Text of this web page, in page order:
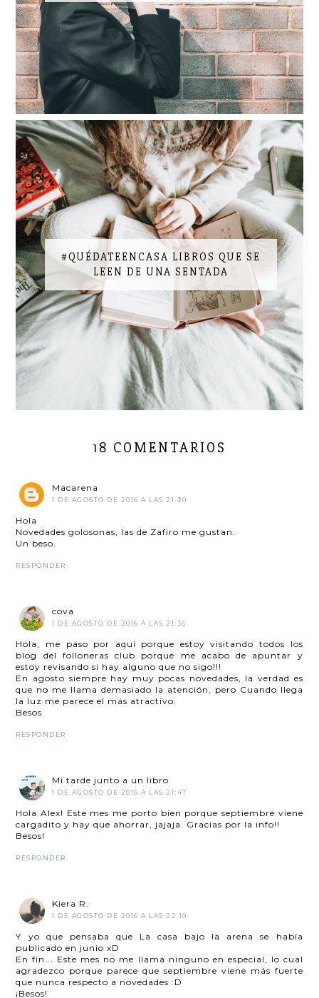
#QUÉDATEENCASA LIBROS QUE SE
LEEN DE UNA SENTADA
18 COMENTARIOS
Macarena
1 DE AGOSTO DE 2016 A LAS 21:20
Hola
Novedades golosonas, las de Zafiro me gustan.
Un beso.
RESPONDER
cova
1 DE AGOSTO DE 2016 A LAS 21:35
Hola, me paso por aquí porque estoy visitando todos los
blog del folloneras club porque me acabo de apuntar y
estoy revisando si hay alguno que no sigo!!!
En agosto siempre hay muy pocas novedades, la verdad es
que no me llama demasiado la atención, pero Cuando llega
la luz me parece el más atractivo.
Besos
RESPONDER
Mi tarde junto a un libro
1 DE AGOSTO DE 2016 A LAS 21:47
Hola Alex! Este mes me porto bien porque septiembre viene
cargadito y hay que ahorrar, jajaja. Gracias por la info!!
Besos!
RESPONDER
Kiera R.
1 DE AGOSTO DE 2016 A LAS 22:10
Y yo que pensaba que La casa bajo la arena se había
publicado en junio xD
En fin... Este mes no me llama ninguno en especial, lo cual
agradezco porque parece que septiembre viene más fuerte
que nunca respecto a novedades :D
¡Besos!